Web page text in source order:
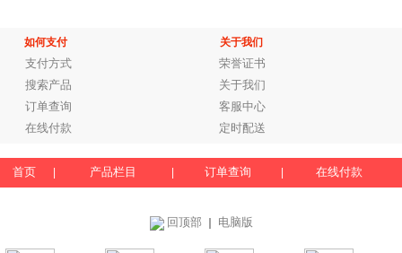
如何支付 关于我们
支付方式
荣誉证书
搜索产品
关于我们
订单查询
客服中心
在线付款
定时配送
首页 产品栏目 订单查询 在线付款
回顶部 电脑版